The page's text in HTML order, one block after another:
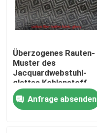
Startseite
Produkte
Überzogenes Rauten-
Muster des
Jacquardwebstuhl-
glattes Kohlenstoff-
Faser-Leder-Gewebe-
TPU für Geldbörsen
Anfrage absenden